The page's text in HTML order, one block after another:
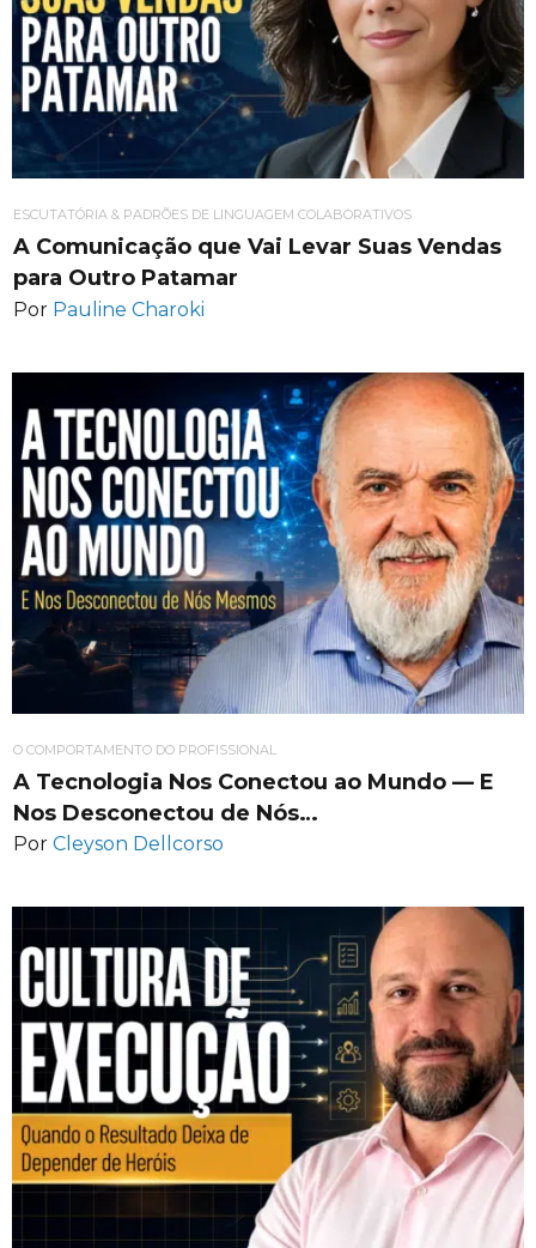
ESCUTATÓRIA & PADRÕES DE LINGUAGEM COLABORATIVOS
A Comunicação que Vai Levar Suas Vendas
para Outro Patamar
Por Pauline Charoki
O COMPORTAMENTO DO PROFISSIONAL
A Tecnologia Nos Conectou ao Mundo — E
Nos Desconectou de Nós…
Por Cleyson Dellcorso